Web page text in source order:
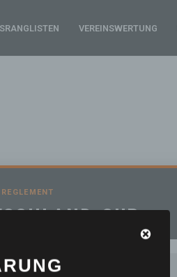
VEREINSWERTUNG
CUP